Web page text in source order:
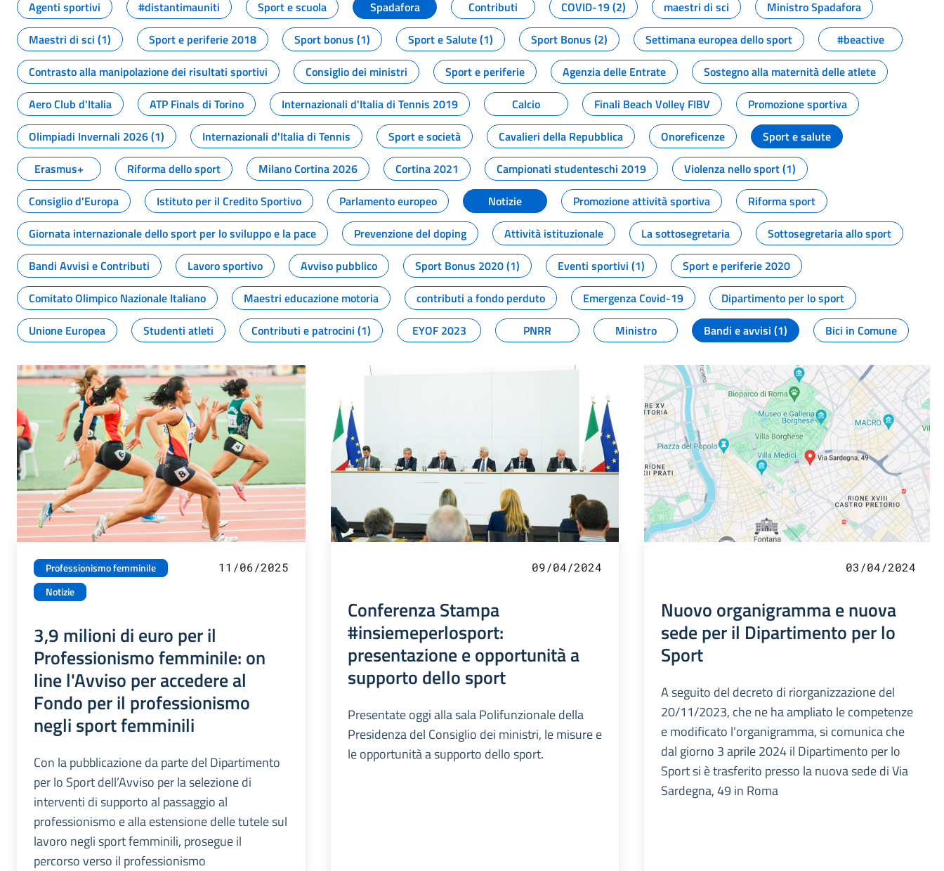
Agenti sportivi
#distantimauniti Sport e scuola Spadafora Contributi COVID-19 (2) maestri di sci
Ministro Spadafora
Maestri di sci (1)
Sport e periferie 2018 Sport bonus (1) Sport e Salute (1) Sport Bonus (2) Settimana europea dello sport
#beactive
Contrasto alla manipolazione dei risultati sportivi
Consiglio dei ministri Sport e periferie Agenzia delle Entrate
Sostegno alla maternità delle atlete
Aero Club d'Italia
ATP Finals di Torino Internazionali d'Italia di Tennis 2019 Calcio Finali Beach Volley FIBV
Promozione sportiva
Olimpiadi Invernali 2026 (1)
Internazionali d'Italia di Tennis Sport e società Cavalieri della Repubblica Onoreficenze
Sport e salute
Erasmus+
Riforma dello sport Milano Cortina 2026 Cortina 2021 Campionati studenteschi 2019
Violenza nello sport (1)
Consiglio d'Europa
Istituto per il Credito Sportivo Parlamento europeo Notizie Promozione attività sportiva
Riforma sport
Giornata internazionale dello sport per lo sviluppo e la pace
Prevenzione del doping Attività istituzionale La sottosegretaria
Sottosegretaria allo sport
Bandi Avvisi e Contributi
Lavoro sportivo Avviso pubblico Sport Bonus 2020 (1) Eventi sportivi (1)
Sport e periferie 2020
Comitato Olimpico Nazionale Italiano
Maestri educazione motoria contributi a fondo perduto Emergenza Covid-19
Dipartimento per lo sport
Unione Europea
Studenti atleti Contributi e patrocini (1) EYOF 2023 PNRR Ministro Bandi e avvisi (1) Bici in Comune
Professionismo femminile
Notizie
11/06/2025
3,9 milioni di euro per il
Professionismo femminile: on
line l'Avviso per accedere al
Fondo per il professionismo
negli sport femminili
Con la pubblicazione da parte del Dipartimento
per lo Sport dell’Avviso per la selezione di
interventi di supporto al passaggio al
professionismo e alla estensione delle tutele sul
lavoro negli sport femminili, prosegue il
percorso verso il professionismo
09/04/2024
Conferenza Stampa
#insiemeperlosport:
presentazione e opportunità a
supporto dello sport
Presentate oggi alla sala Polifunzionale della
Presidenza del Consiglio dei ministri, le misure e
le opportunità a supporto dello sport.
03/04/2024
Nuovo organigramma e nuova
sede per il Dipartimento per lo
Sport
A seguito del decreto di riorganizzazione del
20/11/2023, che ne ha ampliato le competenze
e modificato l’organigramma, si comunica che
dal giorno 3 aprile 2024 il Dipartimento per lo
Sport si è trasferito presso la nuova sede di Via
Sardegna, 49 in Roma